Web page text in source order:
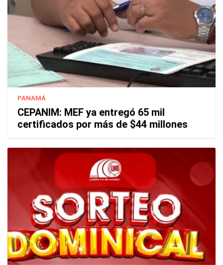
PANAMÁ
CEPANIM: MEF ya entregó 65 mil
certificados por más de $44 millones